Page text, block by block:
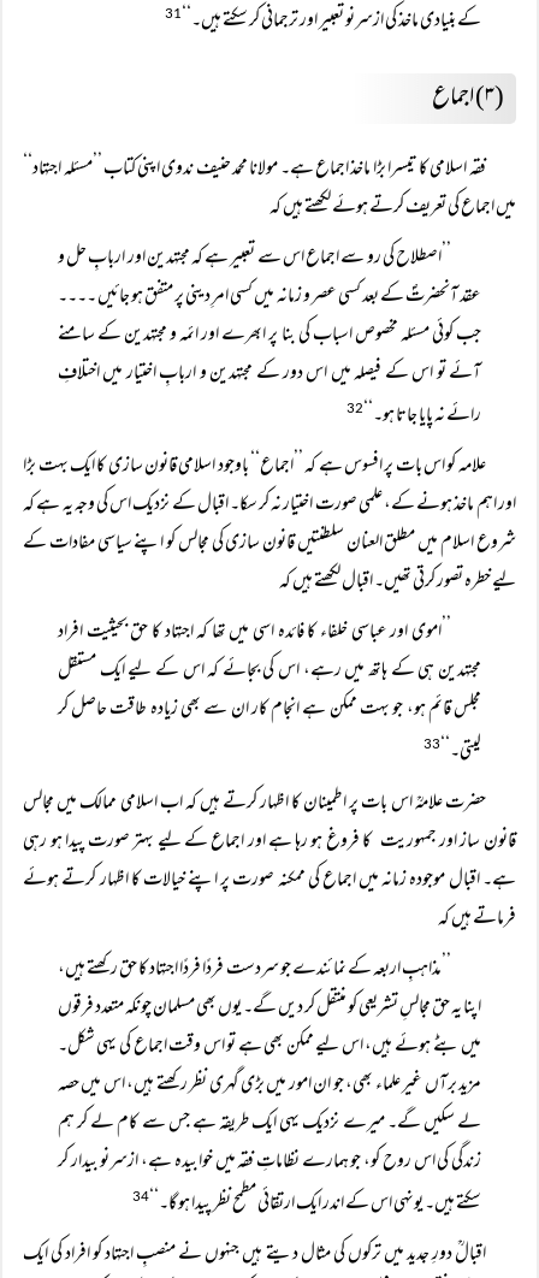
کے بنیادی ماخذ کی ازسرنو تعبیر اور ترجمانی کر سکتے ہیں۔‘‘
31
(۳) اجماع
فقہ اسلامی کا تیسرا بڑا ماخذ اجماع ہے۔ مولانا محمد حنیف ندوی اپنی کتاب ’’مسئلہ اجتہاد‘‘
میں اجماع کی تعریف کرتے ہوئے لکھتے ہیں کہ
’’اصطلاح کی رو سے اجماع اس سے تعبیر ہے کہ مجتہدین اور اربابِ حل و
عقد آنحضرتؐ کے بعد کسی عصر و زمانہ میں کسی امرِ دینی پر متفق ہو جائیں ۔۔۔۔
جب کوئی مسئلہ مخصوص اسباب کی بنا پر ابھرے اور ائمہ و مجتہدین کے سامنے
آئے تو اس کے فیصلہ میں اس دور کے مجتہدین و اربابِ اختیار میں اختلافِ
رائے نہ پایا جاتا ہو۔‘‘
32
علامہ کو اس بات پر افسوس ہے کہ ’’اجماع‘‘ باوجود اسلامی قانون سازی کا ایک بہت بڑا
اور اہم ماخذ ہونے کے، علمی صورت اختیار نہ کر سکا۔ اقبال کے نزدیک اس کی وجہ یہ ہے کہ
شروع اسلام میں مطلق العنان سلطنتیں قانون سازی کی مجالس کو اپنے سیاسی مفادات کے
لیے خطرہ تصور کرتی تھیں۔ اقبال لکھتے ہیں کہ
’’اموی اور عباسی خلفاء کا فائدہ اسی میں تھا کہ اجتہاد کا حق بحیثیت افراد
مجتہدین ہی کے ہاتھ میں رہے، اس کی بجائے کہ اس کے لیے ایک مستقل
مجلس قائم ہو، جو بہت ممکن ہے انجام کار ان سے بھی زیادہ طاقت حاصل کر
لیتی۔‘‘
33
حضرت علامہؒ اس بات پر اطمینان کا اظہار کرتے ہیں کہ اب اسلامی ممالک میں مجالس
قانون ساز اور جمہوریت کا فروغ ہو رہا ہے اور اجماع کے لیے بہتر صورت پیدا ہو رہی
ہے۔ اقبال موجودہ زمانہ میں اجماع کی ممکنہ صورت پر اپنے خیالات کا اظہار کرتے ہوئے
فرماتے ہیں کہ
’’مذاہبِ اربعہ کے نمائندے جو سردست فردًا فردًا اجتہاد کا حق رکھتے ہیں،
اپنا یہ حق مجالسِ تشریعی کو منتقل کر دیں گے۔ یوں بھی مسلمان چونکہ متعدد فرقوں
میں بٹے ہوئے ہیں، اس لیے ممکن بھی ہے تو اس وقت اجماع کی یہی شکل۔
مزید برآں غیر علماء بھی، جو ان امور میں بڑی گہری نظر رکھتے ہیں، اس میں حصہ
لے سکیں گے۔ میرے نزدیک یہی ایک طریقہ ہے جس سے کام لے کر ہم
زندگی کی اس روح کو، جو ہمارے نظاماتِ فقہ میں خوابیدہ ہے، ازسرنو بیدار کر
سکتے ہیں۔ یونہی اس کے اندر ایک ارتقائی مطمح نظر پیدا ہو گا۔‘‘
34
اقبالؒ دورِ جدید میں ترکوں کی مثال دیتے ہیں جنہوں نے منصبِ اجتہاد کو افراد کی ایک